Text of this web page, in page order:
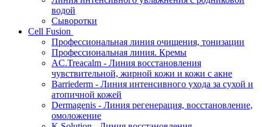
водой
Сыворотки
Cell Fusion
Профессиональная линия очищения, тонизации
Профессиональная линия. Кремы
AC.Treacalm - Линия восстановления
чувствительной, жирной кожи и кожи с акне
Barriederm - Линия интенсивного ухода за сухой и
атопичной кожей
Dermagenis - Линия регенерация, восстановление,
омоложение